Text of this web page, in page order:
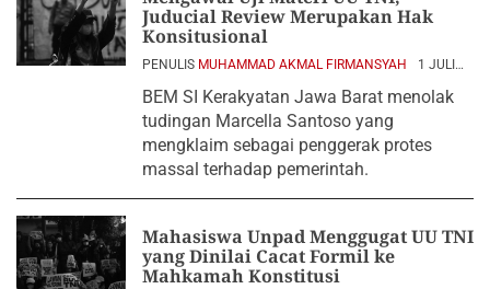
Juducial Review Merupakan Hak
Konsitusional
PENULIS MUHAMMAD AKMAL FIRMANSYAH
1 JULI
BEM SI Kerakyatan Jawa Barat menolak
tudingan Marcella Santoso yang
mengklaim sebagai penggerak protes
massal terhadap pemerintah.
Mahasiswa Unpad Menggugat UU TNI
yang Dinilai Cacat Formil ke
Mahkamah Konstitusi